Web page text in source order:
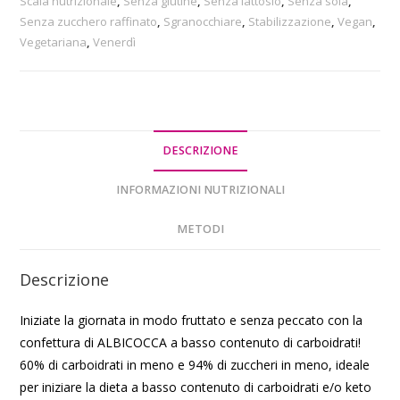
Senza zucchero raffinato, Sgranocchiare, Stabilizzazione,Vegan,
Vegetariana,Venerdì
DESCRIZIONE
INFORMAZIONI NUTRIZIONALI
METODI
Descrizione
Iniziate la giornata in modo fruttato e senza peccato con la
confettura di ALBICOCCA a basso contenuto di carboidrati!
60% di carboidrati in meno e 94% di zuccheri in meno, ideale
per iniziare la dieta a basso contenuto di carboidrati e/o keto